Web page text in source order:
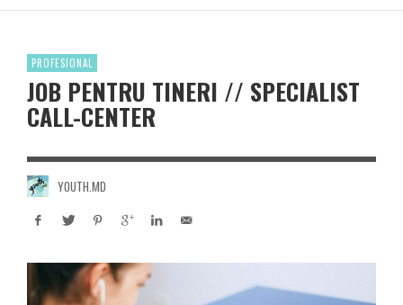
PROFESIONAL
JOB PENTRU TINERI // SPECIALIST
CALL-CENTER
YOUTH.MD